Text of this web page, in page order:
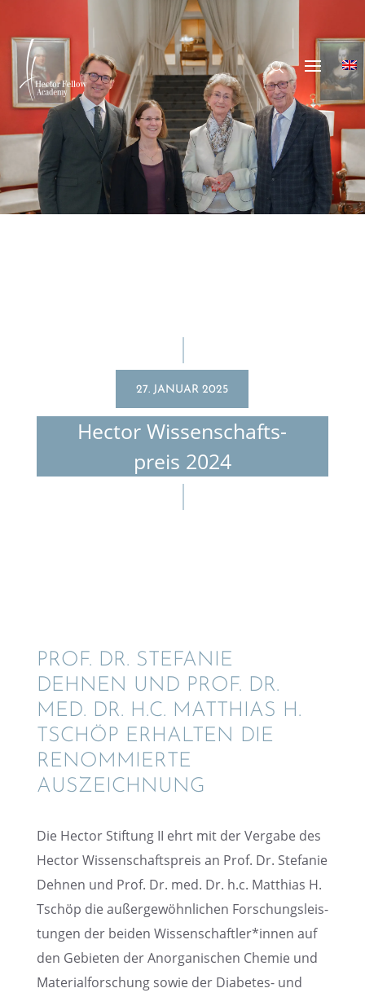
27. JANUAR 2025
Hector Wissen­schafts­
preis 2024
PROF. DR. STEFA­NIE
DEHNEN UND PROF. DR.
MED. DR. H.C. MATTHIAS H.
TSCHÖP ERHAL­TEN DIE
RENOM­MIERTE
AUSZEICHNUNG
Die Hector Stiftung II ehrt mit der Vergabe des
Hector Wissen­schafts­preis an Prof. Dr. Stefa­nie
Dehnen und Prof. Dr. med. Dr. h.c. Matthias H.
Tschöp die außer­ge­wöhn­li­chen Forschungs­leis­
tun­gen der beiden Wissenschaftler*innen auf
den Gebie­ten der Anorga­ni­schen Chemie und
Materi­al­for­schung sowie der Diabe­tes- und